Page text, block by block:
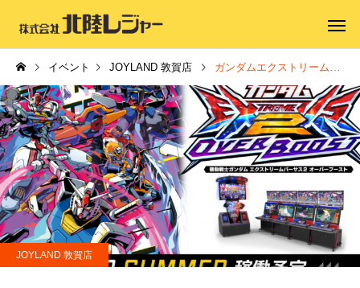
イベント JOYLAND 敦賀店 ガンダムエクストリームバーサス２
JOYLAND 敦賀店